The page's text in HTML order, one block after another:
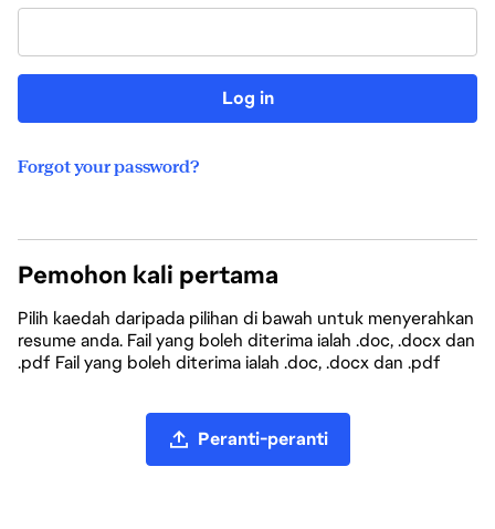
Log in
Forgot your password?
Pemohon kali pertama
Pilih kaedah daripada pilihan di bawah untuk menyerahkan
resume anda. Fail yang boleh diterima ialah .doc, .docx dan
.pdf Fail yang boleh diterima ialah .doc, .docx dan .pdf
Peranti-peranti